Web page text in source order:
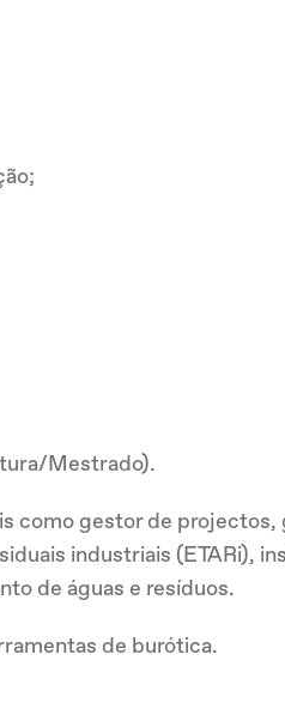
Mestrado).
como gestor de projectos,
industriais (ETARi),
de águas e resíduos.
de burótica.